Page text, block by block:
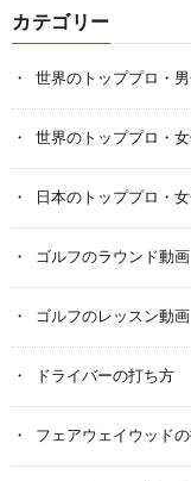
カテゴリー
世界のトッププロ・
世界のトッププロ・
日本のトッププロ・
ゴルフのラウンド動画
ゴルフのレッスン動画
ドライバーの打ち方
フェアウェイウッド